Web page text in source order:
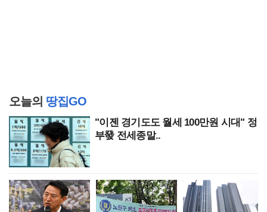
오늘의 땅집GO
"이젠 경기도도 월세 100만원 시대" 정
부發 전세종말..